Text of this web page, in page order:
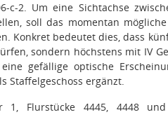
c-2. Um eine Sichtachse
soll das momentan
Konkret bedeutet dies,dass
sondern höchstens mit IV
gefällige optische
Staffelgeschoss ergänzt.
1, Flurstücke 4445, 4448